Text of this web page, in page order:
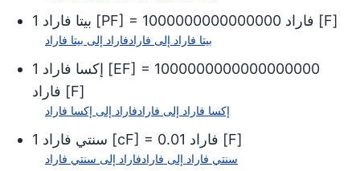
1 بيتا فاراد [PF] = 1000000000000000 فاراد [F]
بيتا فاراد إلى فارادفاراد إلى بيتا فاراد
1 إكسا فاراد [EF] = 1000000000000000000
فاراد [F]
إكسا فاراد إلى فارادفاراد إلى إكسا فاراد
1 سنتي فاراد [cF] = 0.01 فاراد [F]
سنتي فاراد إلى فارادفاراد إلى سنتي فاراد